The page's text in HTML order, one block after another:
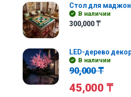
Стол для
В наличии
300,000 ₸
LED-дерево
В наличии
90,000₸
45,000 ₸